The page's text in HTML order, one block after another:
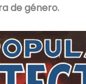
de género.